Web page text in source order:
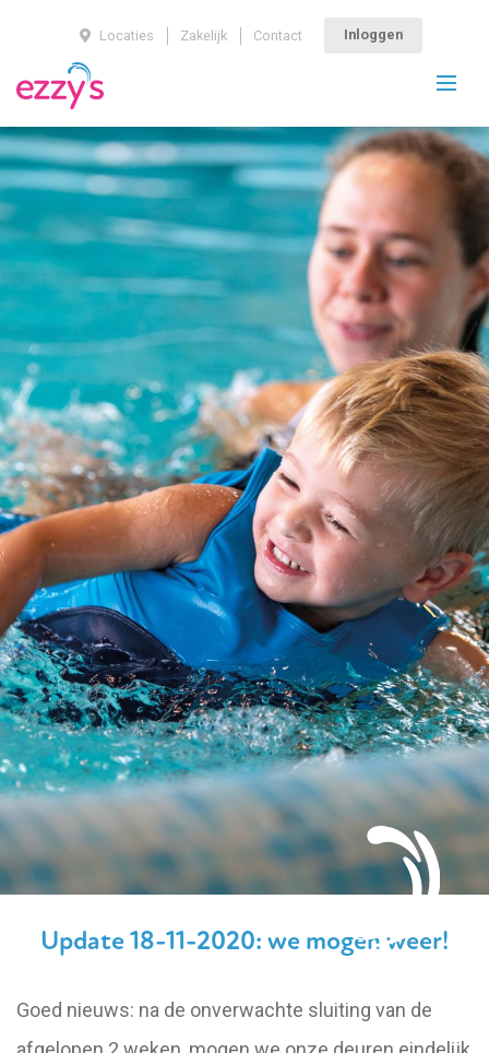
Locaties Zakelijk Contact Inloggen
Update 18-11-2020: we mogen weer!
Goed nieuws: na de onverwachte sluiting van de